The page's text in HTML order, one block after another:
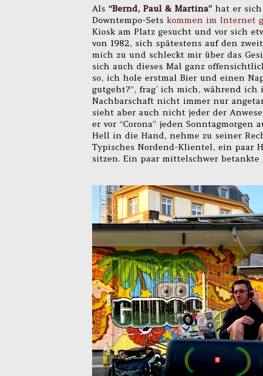
Als “Bernd, Paul & Martina” hat er sich
Downtempo-Sets kommen im Internet
Kiosk am Platz gesucht und vor sich
von 1982, sich spätestens auf den
mich zu und schleckt mir über das
sich auch dieses Mal ganz
so, ich hole erstmal Bier und einen
gutgeht?”, frag´ ich mich, während
Nachbarschaft nicht immer nur
sieht aber auch nicht jeder der
er vor “Corona” jeden
Hell in die Hand, nehme zu seiner
Typisches Nordend-Klientel, ein paar
sitzen. Ein paar mittelschwer